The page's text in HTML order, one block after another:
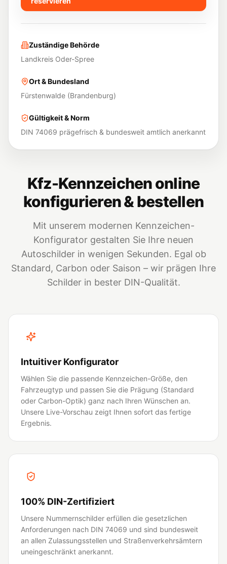
Zuständige Behörde
Landkreis Oder-Spree
Ort & Bundesland
Fürstenwalde (Brandenburg)
Gültigkeit & Norm
DIN 74069 prägefrisch & bundesweit amtlich anerkannt
Kfz-Kennzeichen online
konfigurieren & bestellen
Mit unserem modernen Kennzeichen-
Konfigurator gestalten Sie Ihre neuen
Autoschilder in wenigen Sekunden. Egal ob
Standard, Carbon oder Saison – wir prägen Ihre
Schilder in bester DIN-Qualität.
Intuitiver Konfigurator
Wählen Sie die passende Kennzeichen-Größe, den
Fahrzeugtyp und passen Sie die Prägung (Standard
oder Carbon-Optik) ganz nach Ihren Wünschen an.
Unsere Live-Vorschau zeigt Ihnen sofort das fertige
Ergebnis.
100% DIN-Zertifiziert
Unsere Nummernschilder erfüllen die gesetzlichen
Anforderungen nach DIN 74069 und sind bundesweit
an allen Zulassungsstellen und Straßenverkehrsämtern
uneingeschränkt anerkannt.